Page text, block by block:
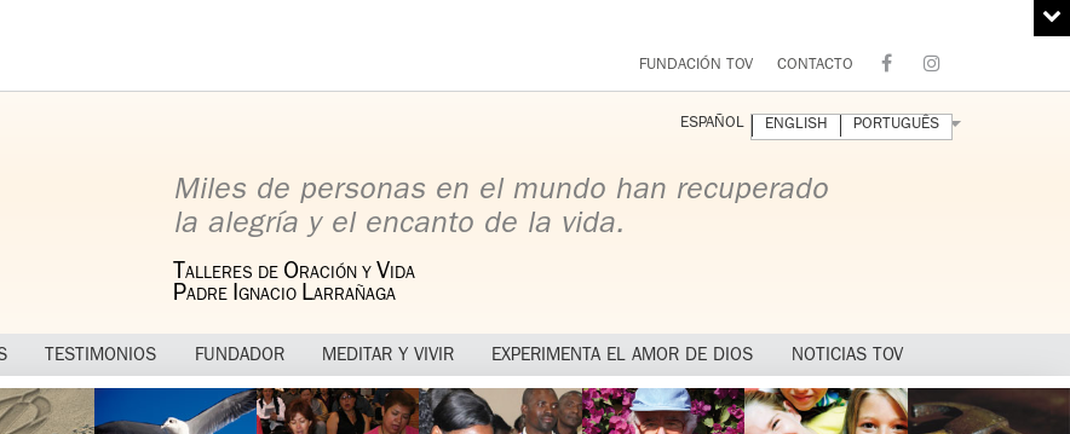
FUNDACIÓN TOV CONTACTO
Miles de personas en el mundo han recuperado
la alegría y el encanto de la vida.
T ALLERES DE ORACIÓN Y V IDA
PADRE IGNACIO LARRAÑAGA
TESTIMONIOS FUNDADOR MEDITAR Y VIVIR EXPERIMENTA EL AMOR DE DIOS NOTICIAS TOV
ESPAÑOL ENGLISH PORTUGUÊS